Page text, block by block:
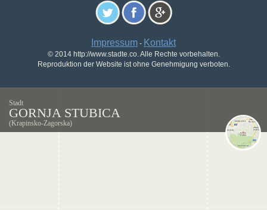
Impressum - Kontakt
© 2014 http://www.stadte.co. Alle Rechte vorbehalten.
Reproduktion der Website ist ohne Genehmigung verboten.
Stadt
GORNJA STUBICA
(Krapinsko-Zagorska)